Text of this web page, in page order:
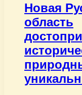
Новая
область